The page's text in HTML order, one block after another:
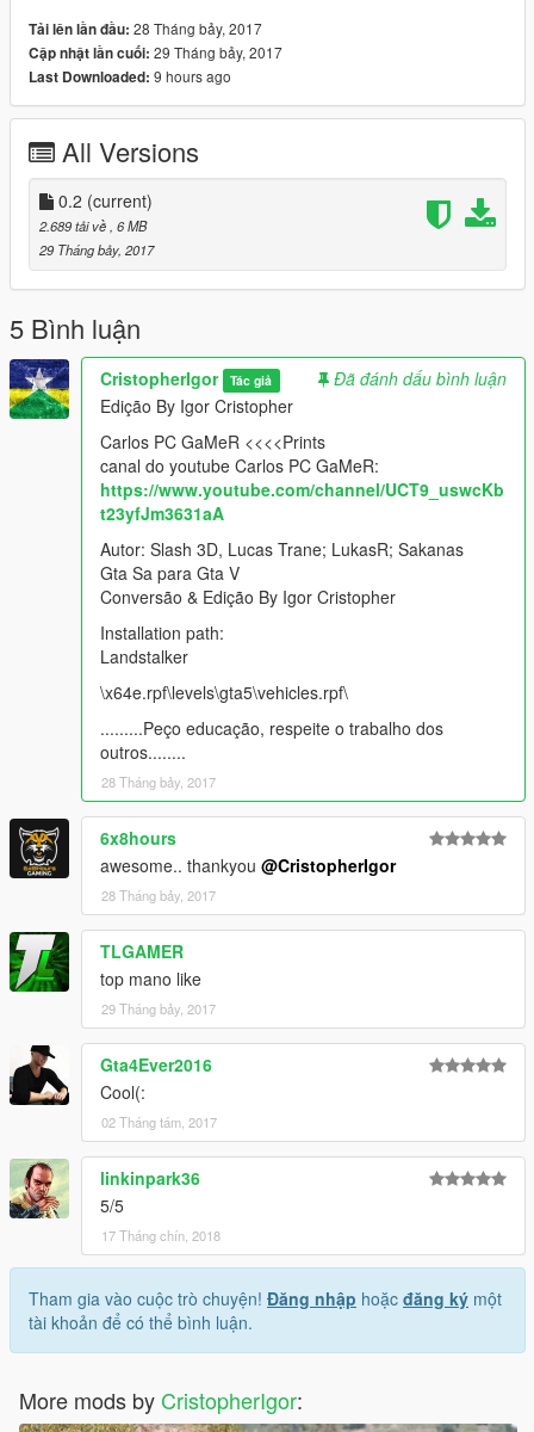
Tải lên lần đầu: 28 Tháng bảy, 2017
Cập nhật lần cuối: 29 Tháng bảy, 2017
Last Downloaded: 9 hours ago
All Versions
0.2 (current)
2.689 tải về , 6 MB
29 Tháng bảy, 2017
5 Bình luận
CristopherIgor Tác giả
Đã đánh dấu bình luận
Edição By Igor Cristopher
Carlos PC GaMeR <<<<Prints
canal do youtube Carlos PC GaMeR:
https://www.youtube.com/channel/UCT9_uswcKb
t23yfJm3631aA
Autor: Slash 3D, Lucas Trane; LukasR; Sakanas
Gta Sa para Gta V
Conversão & Edição By Igor Cristopher
Installation path:
Landstalker
\x64e.rpf\levels\gta5\vehicles.rpf\
.........Peço educação, respeite o trabalho dos
outros........
28 Tháng bảy, 2017
6x8hours
awesome.. thankyou @CristopherIgor
28 Tháng bảy, 2017
TLGAMER
top mano like
29 Tháng bảy, 2017
Gta4Ever2016
Cool(:
02 Tháng tám, 2017
linkinpark36
5/5
17 Tháng chín, 2018
Tham gia vào cuộc trò chuyện! Đăng nhập hoặc đăng ký một
tài khoản để có thể bình luận.
More mods by CristopherIgor: